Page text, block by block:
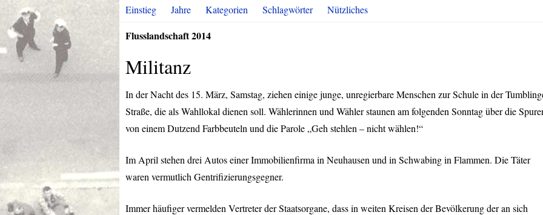
Einstieg Jahre Kategorien Schlagwörter Nützliches
Flusslandschaft 2014
Militanz
In der Nacht des 15. März, Samstag, ziehen einige junge, unregierbare Menschen zur Schule in der
Straße, die als Wahllokal dienen soll. Wählerinnen und Wähler staunen am folgenden Sonntag über die
von einem Dutzend Farbbeuteln und die Parole „Geh stehlen – nicht wählen!“
Im April stehen drei Autos einer Immobilienfirma in Neuhausen und in Schwabing in Flammen. Die Täter
waren vermutlich Gentrifizierungsgegner.
Immer häufiger vermelden Vertreter der Staatsorgane, dass in weiten Kreisen der Bevölkerung der an sich